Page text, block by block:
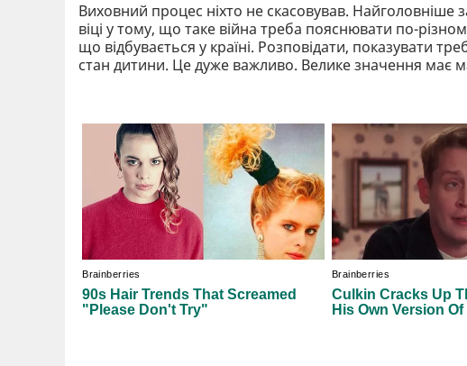
Виховний процес ніхто не скасовував. Найголовніше
віці у тому, що таке війна треба пояснювати по-
що відбувається у країні. Розповідати, показувати
стан дитини. Це дуже важливо. Велике значення має